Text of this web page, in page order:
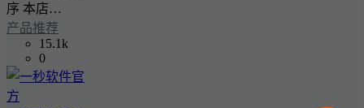
序 本店…
产品推荐
15.1k
0